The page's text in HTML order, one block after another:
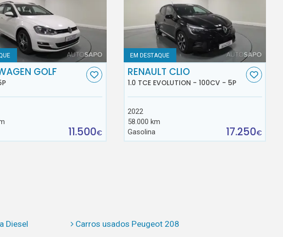
GOLF
11.500€
EM DESTAQUE
RENAULT CLIO
1.0 TCE EVOLUTION - 100CV - 5P
2022
58.000 km
Gasolina
17.250€
Diesel
Carros usados Peugeot 208